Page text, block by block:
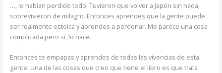
…, lo habían perdido todo. Tuvieron que volver a Japón sin nada,
sobrevivieron de milagro. Entonces aprendes que la gente puede
ser realmente estoica y aprendes a perdonar. Me parece una cosa
complicada pero sí, lo hace.
Entonces te empapas y aprendes de todas las vivencias de esta
gente. Una de las cosas que creo que tiene el libro es que trata